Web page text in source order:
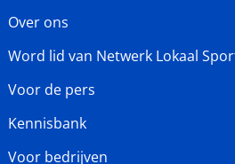
Over ons
Word lid van Netwerk Lokaal
Voor de pers
Kennisbank
Voor bedrijven